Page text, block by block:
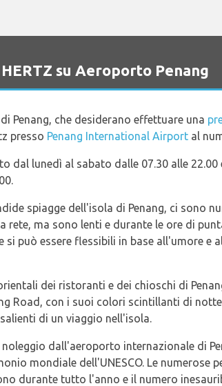
su Aeroporto Penang
Penang, che desiderano effettuare una
presso Penang International Airport al
dal lunedì al sabato dalle 07.30 alle
spiagge dell'isola di Penang, ci sono
rete, ma sono lenti e durante le ore di
si può essere flessibili in base all'umore e
dei ristoranti e dei chioschi di
Road, con i suoi colori scintillanti di
di un viaggio nell'isola.
dall'aeroporto internazionale di
mondiale dell'UNESCO. Le
durante tutto l'anno e il numero